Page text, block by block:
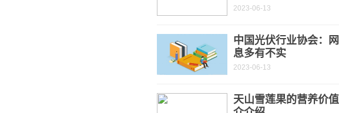
2023-06-13
中国光伏行业协会：
息多有不实
2023-06-13
天山雪莲果的营养价